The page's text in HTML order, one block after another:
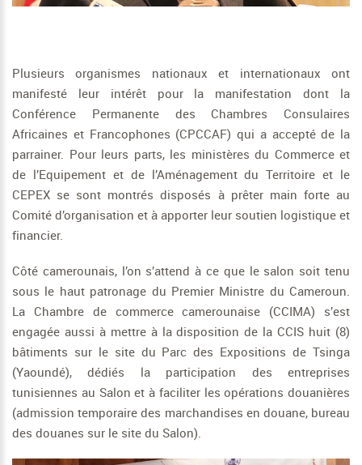
Plusieurs organismes nationaux et internationaux ont
manifesté leur intérêt pour la manifestation dont la
Conférence Permanente des Chambres Consulaires
Africaines et Francophones (CPCCAF) qui a accepté de la
parrainer. Pour leurs parts, les ministères du Commerce et
de l’Equipement et de l’Aménagement du Territoire et le
CEPEX se sont montrés disposés à prêter main forte au
Comité d’organisation et à apporter leur soutien logistique et
financier.
Côté camerounais, l’on s’attend à ce que le salon soit tenu
sous le haut patronage du Premier Ministre du Cameroun.
La Chambre de commerce camerounaise (CCIMA) s’est
engagée aussi à mettre à la disposition de la CCIS huit (8)
bâtiments sur le site du Parc des Expositions de Tsinga
(Yaoundé), dédiés la participation des entreprises
tunisiennes au Salon et à faciliter les opérations douanières
(admission temporaire des marchandises en douane, bureau
des douanes sur le site du Salon).